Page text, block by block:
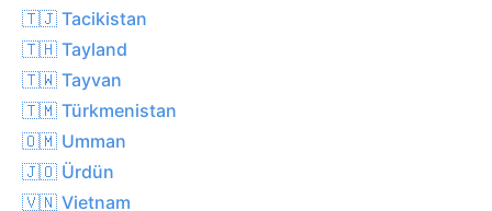
🇹🇯 Tacikistan
🇹🇭 Tayland
🇹🇼 Tayvan
🇹🇲 Türkmenistan
🇴🇲 Umman
🇯🇴 Ürdün
🇻🇳 Vietnam